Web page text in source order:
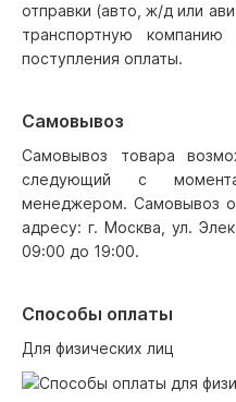
отправки (авто, ж/д или
транспортную
поступления оплаты.
Самовывоз
Самовывоз товара
следующий с
менеджером. Самовывоз
адресу: г. Москва, ул.
09:00 до 19:00.
Способы оплаты
Для физических лиц